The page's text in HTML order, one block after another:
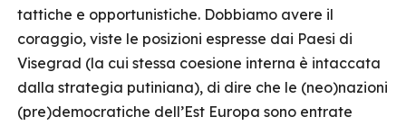
tattiche e opportunistiche. Dobbiamo avere il
coraggio, viste le posizioni espresse dai Paesi di
Visegrad (la cui stessa coesione interna è intaccata
dalla strategia putiniana), di dire che le (neo)nazioni
(pre)democratiche dell’Est Europa sono entrate